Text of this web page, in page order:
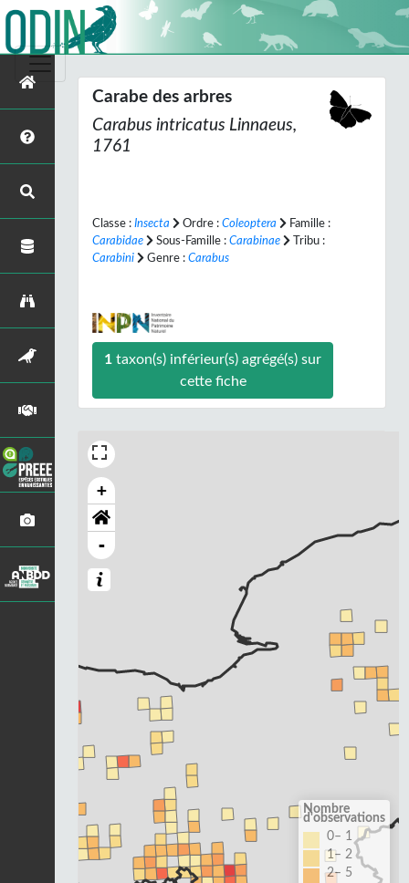
Carabe des arbres
Carabus intricatus Linnaeus,
1761
Classe : Insecta Ordre : Coleoptera
Famille :
Carabidae
Sous-Famille : Carabinae
Tribu :
Carabini
Genre : Carabus
1taxon(s) inférieur(s) agrégé(s) sur
cette fiche
+
-
Nombre
d'observations
0– 1
1– 2
2– 5